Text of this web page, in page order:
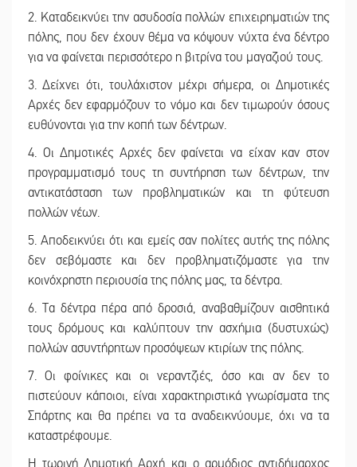
2. Καταδεικνύει την ασυδοσία πολλών επιχειρηματιών της
πόλης, που δεν έχουν θέμα να κόψουν νύχτα ένα δέντρο
για να φαίνεται περισσότερο η βιτρίνα του μαγαζιού τους.
3. Δείχνει ότι, τουλάχιστον μέχρι σήμερα, οι Δημοτικές
Αρχές δεν εφαρμόζουν το νόμο και δεν τιμωρούν όσους
ευθύνονται για την κοπή των δέντρων.
4. Οι Δημοτικές Αρχές δεν φαίνεται να είχαν καν στον
προγραμματισμό τους τη συντήρηση των δέντρων, την
αντικατάσταση των προβληματικών και τη φύτευση
πολλών νέων.
5. Αποδεικνύει ότι και εμείς σαν πολίτες αυτής της πόλης
δεν σεβόμαστε και δεν προβληματιζόμαστε για την
κοινόχρηστη περιουσία της πόλης μας, τα δέντρα.
6. Τα δέντρα πέρα από δροσιά, αναβαθμίζουν αισθητικά
τους δρόμους και καλύπτουν την ασχήμια (δυστυχώς)
πολλών ασυντήρητων προσόψεων κτιρίων της πόλης.
7. Οι φοίνικες και οι νεραντζιές, όσο και αν δεν το
πιστεύουν κάποιοι, είναι χαρακτηριστικά γνωρίσματα της
Σπάρτης και θα πρέπει να τα αναδεικνύουμε, όχι να τα
καταστρέφουμε.
Η τωρινή Δημοτική Αρχή και ο αρμόδιος αντιδήμαρχος